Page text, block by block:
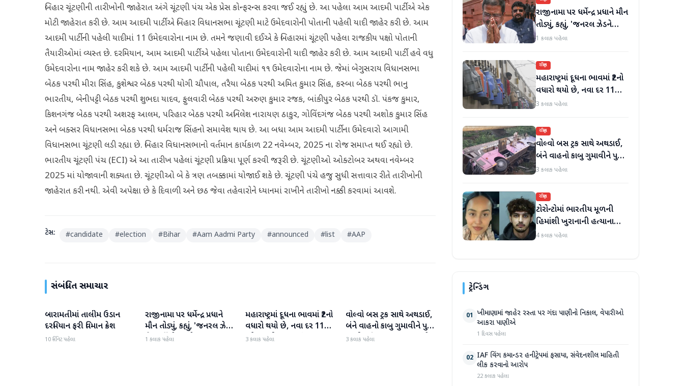
બિહાર ચૂંટણીની તારીખોની જાહેરાત અંગે ચૂંટણી પંચ એક પ્રેસ કોન્ફરન્સ કરવા જઈ રહ્યું છે. આ પહેલા આમ આદમી પાર્ટીએ એક
મોટી જાહેરાત કરી છે. આમ આદમી પાર્ટીએ બિહાર વિધાનસભા ચૂંટણી માટે ઉમેદવારોની પોતાની પહેલી યાદી જાહેર કરી છે. આમ
આદમી પાર્ટીની પહેલી યાદીમાં 11 ઉમેદવારોના નામ છે. તમને જણાવી દઈએ કે બિહારમાં ચૂંટણી પહેલા રાજકીય પક્ષો પોતાની
તૈયારીઓમાં વ્યસ્ત છે. દરમિયાન, આમ આદમી પાર્ટીએ પહેલા પોતાના ઉમેદવારોની યાદી જાહેર કરી છે. આમ આદમી પાર્ટી હવે વધુ
ઉમેદવારોના નામ જાહેર કરી શકે છે. આમ આદમી પાર્ટીની પહેલી યાદીમાં ૧૧ ઉમેદવારોના નામ છે. જેમાં બેગુસરાય વિધાનસભા
બેઠક પરથી મીરા સિંહ, કુશેશ્વર બેઠક પરથી યોગી ચૌપાલ, તરૈયા બેઠક પરથી અમિત કુમાર સિંહ, કસ્બા બેઠક પરથી ભાનુ
ભારતીય, બેનીપટ્ટી બેઠક પરથી શુભદા યાદવ, ફુલવારી બેઠક પરથી અરુણ કુમાર રજક, બાંકીપુર બેઠક પરથી ડૉ. પંકજ કુમાર,
કિશનગંજ બેઠક પરથી અશરફ આલમ, પરિહાર બેઠક પરથી અખિલેશ નારાયણ ઠાકુર, ગોવિંદગંજ બેઠક પરથી અશોક કુમાર સિંહ
અને બક્સર વિધાનસભા બેઠક પરથી ધર્મરાજ સિંહનો સમાવેશ થાય છે. આ બધા આમ આદમી પાર્ટીના ઉમેદવારો આગામી
વિધાનસભા ચૂંટણી લડી રહ્યા છે. બિહાર વિધાનસભાનો વર્તમાન કાર્યકાળ 22 નવેમ્બર, 2025 ના રોજ સમાપ્ત થઈ રહ્યો છે.
ભારતીય ચૂંટણી પંચ (ECI) એ આ તારીખ પહેલાં ચૂંટણી પ્રક્રિયા પૂર્ણ કરવી જરૂરી છે. ચૂંટણીઓ ઓક્ટોબર અથવા નવેમ્બર
2025 માં યોજાવાની શક્યતા છે. ચૂંટણીઓ બે કે ત્રણ તબક્કામાં યોજાઈ શકે છે. ચૂંટણી પંચે હજુ સુધી સત્તાવાર રીતે તારીખોની
જાહેરાત કરી નથી. એવી અપેક્ષા છે કે દિવાળી અને છઠ જેવા તહેવારોને ધ્યાનમાં રાખીને તારીખો નક્કી કરવામાં આવશે.
ટેગ્સ: #candidate #election #Bihar #Aam Aadmi Party #announced #list #AAP
સંબંધિત સમાચાર
રાષ્ટ્રીય
બારામતીમાં તાલીમ ઉડાન
દરમિયાન ફરી વિમાન ક્રેશ
10 મિનિટ પહેલા
રાષ્ટ્રીય
રાજીનામા પર ધર્મેન્દ્ર પ્રધાને
મૌન તોડ્યું, કહ્યું, 'જનરલ ઝેડને
ગેરમાર્ગે દોરવાનો પ્રયાસ
1 કલાક પહેલા
રાષ્ટ્રીય
મહારાષ્ટ્રમાં દૂધના ભાવમાં ₹2નો
વધારો થયો છે, નવા દર 11
ઓગસ્ટથી અમલમાં
3 કલાક પહેલા
રાષ્ટ્રીય
વોલ્વો બસ ટ્રક સાથે અથડાઈ,
બંને વાહનો કાબુ ગુમાવીને પુલ
પરથી પડી ગયા, 40 મુસાફરો
3 કલાક પહેલા
રાજીનામા પર ધર્મેન્દ્ર પ્રધાને મૌન
તોડ્યું, કહ્યું, 'જનરલ ઝેડને
ગેરમાર્ગે દોરવાનો પ્રયાસ
મહત્વનું નથી'
1 કલાક પહેલા
રાષ્ટ્રીય
મહારાષ્ટ્રમાં દૂધના ભાવમાં ₹2નો
વધારો થયો છે, નવા દર 11
ઓગસ્ટથી અમલમાં
3 કલાક પહેલા
રાષ્ટ્રીય
વોલ્વો બસ ટ્રક સાથે અથડાઈ,
બંને વાહનો કાબુ ગુમાવીને પુલ
પરથી પડી ગયા, 40 મુસાફરો
3 કલાક પહેલા
રાષ્ટ્રીય
ટોરોન્ટોમાં ભારતીય મૂળની
હિમાંશી ખુરાનાની હત્યાના
આરોપીને સાત મહિનાથી ફરાર
4 કલાક પહેલા
ટ્રેન્ડિંગ
01 ખીમાણામાં જાહેર રસ્તા પર ગંદા પાણીનો નિકાલ, વેપારીઓ
આકરા પાણીએ
1 દિવસ પહેલા
02 IAF વિંગ કમાન્ડર હનીટ્રેપમાં ફસાયા, સંવેદનશીલ માહિતી
લીક કરવાનો આરોપ
22 કલાક પહેલા